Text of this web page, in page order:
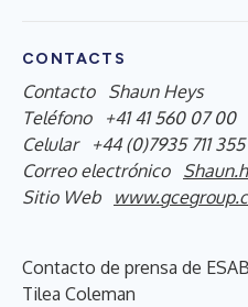
CONTACTS
Contacto
Shaun Heys
Teléfono
+41 41 560 07 00
Celular
+44 (0)7935 711 355
Correo electrónico
Sitio Web
Contacto de prensa de
Tilea Coleman